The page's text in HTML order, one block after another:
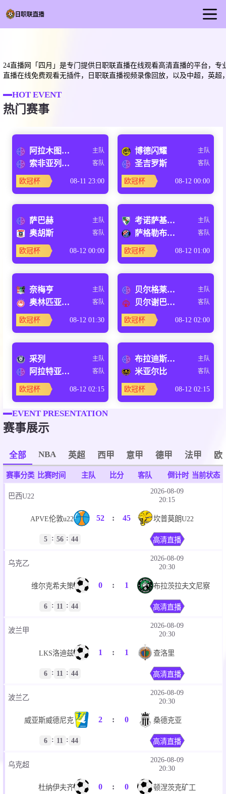
足球直播
篮球直播
足球视频
24直播网「四月」是专门提供日职联直播在线观看高清直播的平台，
直播在线免费观看无插件，日职联直播视频录像回放，以及中超，英
HOT EVENT
热门赛事
阿拉木图凯拉特 主队
索非亚列夫斯基 客队
欧冠杯 08-11 23:00
博德闪耀 主队
圣吉罗斯 客队
欧冠杯 08-12 00:00
萨巴赫 主队
奥胡斯 客队
欧冠杯 08-12 00:00
考诺萨基列斯 主队
萨格勒布迪纳摩 客队
欧冠杯 08-12 01:00
奈梅亨 主队
奥林匹亚科斯 客队
欧冠杯 08-12 01:30
贝尔格莱德红星 主队
贝尔谢巴夏普尔 客队
欧冠杯 08-12 02:00
采列 主队
阿拉特亚美尼亚 客队
欧冠杯 08-12 02:15
布拉迪斯拉发 主队
米亚尔比 客队
欧冠杯 08-12 02:15
EVENT PRESENTATION
赛事展示
全部 NBA 英超 西甲 意甲 德甲 法甲 欧
赛事分类 比赛时间 主队 比分 客队 倒计时 当前状态
巴西U22
2026-08-09
20:15
APVE伦敦u22 52 : 45 坎普莫朗U22
5 : 56 : 44 高清直播
乌克乙
2026-08-09
20:30
维尔克希夫策 0 : 1 布拉茨拉夫文尼察
6 : 11 : 44 高清直播
波兰甲
2026-08-09
20:30
LKS洛迪兹 1 : 1 查洛里
6 : 11 : 44 高清直播
波兰乙
2026-08-09
20:30
威亚斯威德尼克 2 : 0 桑德克亚
6 : 11 : 44 高清直播
乌克超
2026-08-09
20:30
杜纳伊夫齐 0 : 0 顿涅茨克矿工